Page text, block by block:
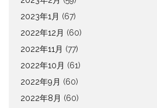
2023年1月 (67)
2022年12月 (60)
2022年11月 (77)
2022年10月 (61)
2022年9月 (60)
2022年8月 (60)